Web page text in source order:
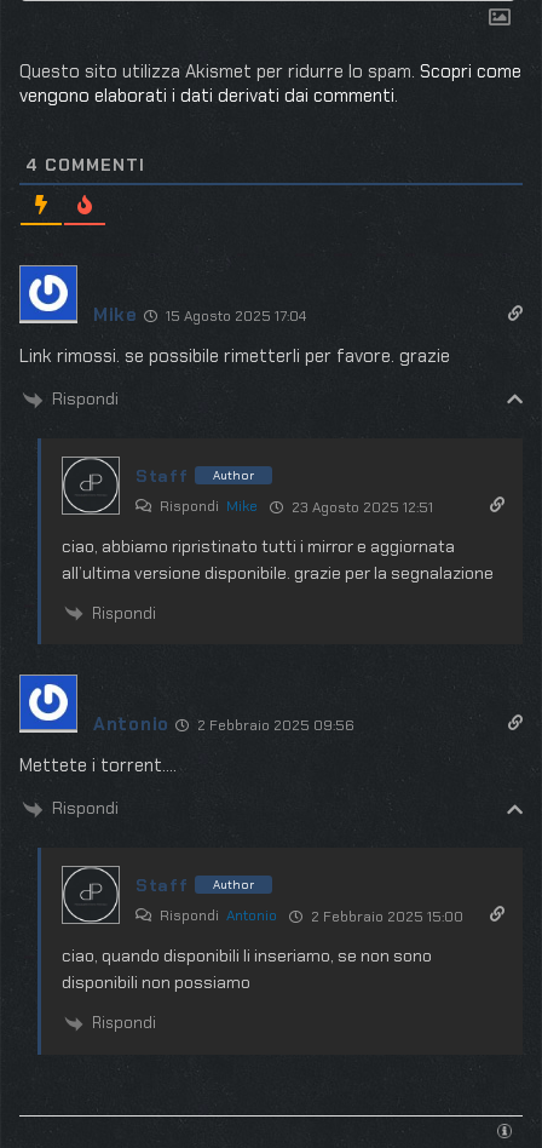
Questo sito utilizza Akismet per ridurre lo spam. Scopri come
vengono elaborati i dati derivati dai commenti.
4 COMMENTI
Mike 15 Agosto 2025 17:04
Link rimossi. se possibile rimetterli per favore. grazie
Rispondi
Staff Author
Rispondi Mike 23 Agosto 2025 12:51
ciao, abbiamo ripristinato tutti i mirror e aggiornata
all’ultima versione disponibile. grazie per la segnalazione
Rispondi
Antonio 2 Febbraio 2025 09:56
Mettete i torrent….
Rispondi
Staff Author
Rispondi Antonio 2 Febbraio 2025 15:00
ciao, quando disponibili li inseriamo, se non sono
disponibili non possiamo
Rispondi